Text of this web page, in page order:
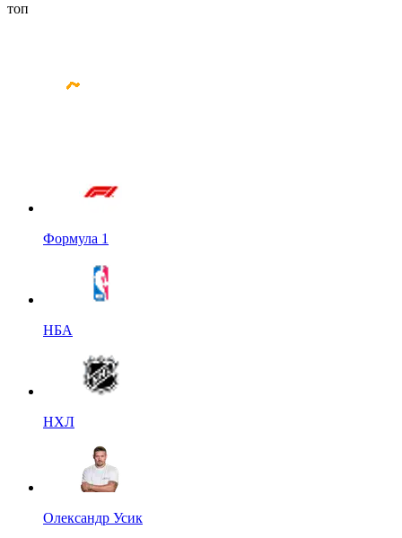
топ
Формула 1
НБА
НХЛ
Олександр Усик